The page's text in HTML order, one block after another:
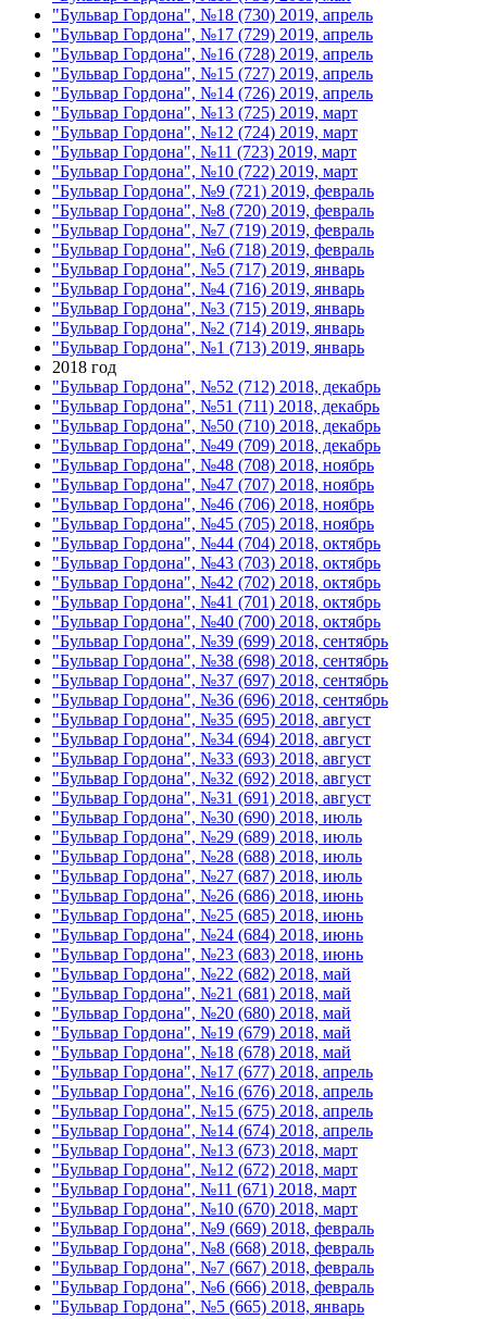
"Бульвар Гордона", №18 (730) 2019, апрель
"Бульвар Гордона", №17 (729) 2019, апрель
"Бульвар Гордона", №16 (728) 2019, апрель
"Бульвар Гордона", №15 (727) 2019, апрель
"Бульвар Гордона", №14 (726) 2019, апрель
"Бульвар Гордона", №13 (725) 2019, март
"Бульвар Гордона", №12 (724) 2019, март
"Бульвар Гордона", №11 (723) 2019, март
"Бульвар Гордона", №10 (722) 2019, март
"Бульвар Гордона", №9 (721) 2019, февраль
"Бульвар Гордона", №8 (720) 2019, февраль
"Бульвар Гордона", №7 (719) 2019, февраль
"Бульвар Гордона", №6 (718) 2019, февраль
"Бульвар Гордона", №5 (717) 2019, январь
"Бульвар Гордона", №4 (716) 2019, январь
"Бульвар Гордона", №3 (715) 2019, январь
"Бульвар Гордона", №2 (714) 2019, январь
"Бульвар Гордона", №1 (713) 2019, январь
2018 год
"Бульвар Гордона", №52 (712) 2018, декабрь
"Бульвар Гордона", №51 (711) 2018, декабрь
"Бульвар Гордона", №50 (710) 2018, декабрь
"Бульвар Гордона", №49 (709) 2018, декабрь
"Бульвар Гордона", №48 (708) 2018, ноябрь
"Бульвар Гордона", №47 (707) 2018, ноябрь
"Бульвар Гордона", №46 (706) 2018, ноябрь
"Бульвар Гордона", №45 (705) 2018, ноябрь
"Бульвар Гордона", №44 (704) 2018, октябрь
"Бульвар Гордона", №43 (703) 2018, октябрь
"Бульвар Гордона", №42 (702) 2018, октябрь
"Бульвар Гордона", №41 (701) 2018, октябрь
"Бульвар Гордона", №40 (700) 2018, октябрь
"Бульвар Гордона", №39 (699) 2018, сентябрь
"Бульвар Гордона", №38 (698) 2018, сентябрь
"Бульвар Гордона", №37 (697) 2018, сентябрь
"Бульвар Гордона", №36 (696) 2018, сентябрь
"Бульвар Гордона", №35 (695) 2018, август
"Бульвар Гордона", №34 (694) 2018, август
"Бульвар Гордона", №33 (693) 2018, август
"Бульвар Гордона", №32 (692) 2018, август
"Бульвар Гордона", №31 (691) 2018, август
"Бульвар Гордона", №30 (690) 2018, июль
"Бульвар Гордона", №29 (689) 2018, июль
"Бульвар Гордона", №28 (688) 2018, июль
"Бульвар Гордона", №27 (687) 2018, июль
"Бульвар Гордона", №26 (686) 2018, июнь
"Бульвар Гордона", №25 (685) 2018, июнь
"Бульвар Гордона", №24 (684) 2018, июнь
"Бульвар Гордона", №23 (683) 2018, июнь
"Бульвар Гордона", №22 (682) 2018, май
"Бульвар Гордона", №21 (681) 2018, май
"Бульвар Гордона", №20 (680) 2018, май
"Бульвар Гордона", №19 (679) 2018, май
"Бульвар Гордона", №18 (678) 2018, май
"Бульвар Гордона", №17 (677) 2018, апрель
"Бульвар Гордона", №16 (676) 2018, апрель
"Бульвар Гордона", №15 (675) 2018, апрель
"Бульвар Гордона", №14 (674) 2018, апрель
"Бульвар Гордона", №13 (673) 2018, март
"Бульвар Гордона", №12 (672) 2018, март
"Бульвар Гордона", №11 (671) 2018, март
"Бульвар Гордона", №10 (670) 2018, март
"Бульвар Гордона", №9 (669) 2018, февраль
"Бульвар Гордона", №8 (668) 2018, февраль
"Бульвар Гордона", №7 (667) 2018, февраль
"Бульвар Гордона", №6 (666) 2018, февраль
"Бульвар Гордона", №5 (665) 2018, январь